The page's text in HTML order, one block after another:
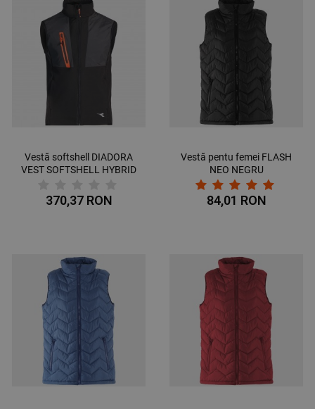
Vestă softshell DIADORA
VEST SOFTSHELL HYBRID
370,37 RON
Vestă pentu femei FLASH
NEO NEGRU
84,01 RON